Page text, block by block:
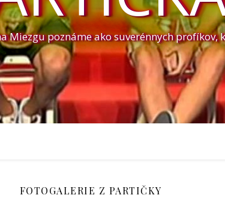
Miezgu poznáme ako suverénnych
FOTOGALERIE Z PARTIČKY